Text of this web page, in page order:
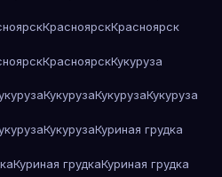
КрасноярскКрасноярск
КрасноярскКукуруза
КукурузаКукурузаКукуруза
КукурузаКуриная грудка
Куриная грудкаКуриная грудка